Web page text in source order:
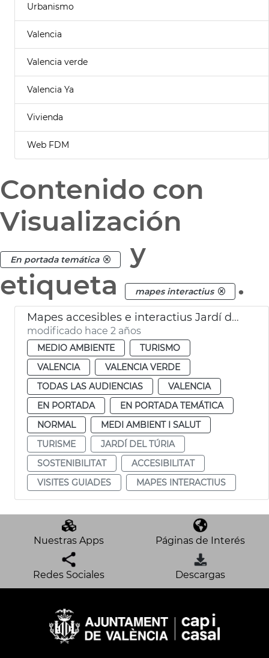
Urbanismo
Valencia
Valencia verde
Valencia Ya
Vivienda
Web FDM
Contenido con
Visualización
En portada temática
y
etiqueta
mapes interactius .
Mapes accesibles e interactius Jardí del Túria
modificado hace 2 años
MEDIO AMBIENTE
TURISMO
VALENCIA
VALENCIA VERDE
TODAS LAS AUDIENCIAS
VALENCIA
EN PORTADA
EN PORTADA TEMÁTICA
NORMAL
MEDI AMBIENT I SALUT
TURISME
JARDÍ DEL TÚRIA
SOSTENIBILITAT
ACCESIBILITAT
VISITES GUIADES
MAPES INTERACTIUS
Nuestras Apps Páginas de Interés
Redes Sociales Descargas